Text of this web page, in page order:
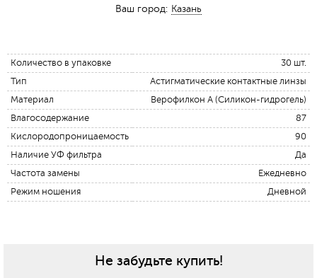
Ваш город: Казань
Количество в упаковке
30 шт.
Тип
Астигматические контактные линзы
Материал
Верофилкон А (Силикон-гидрогель)
Влагосодержание
87
Кислородопроницаемость
90
Наличие УФ фильтра
Да
Частота замены
Ежедневно
Режим ношения
Дневной
Не забудьте купить!